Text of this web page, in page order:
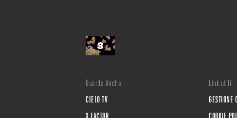
Guarda Anche:
CIELO TV
X FACTOR
Link utili:
GESTIONE
COOKIE